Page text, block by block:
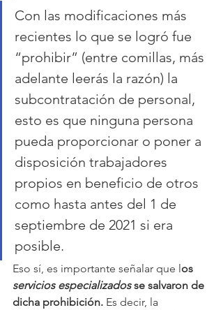
Con las modificaciones más
recientes lo que se logró fue
“prohibir” (entre comillas, más
adelante leerás la razón) la
subcontratación de personal,
esto es que ninguna persona
pueda proporcionar o poner a
disposición trabajadores
propios en beneficio de otros
como hasta antes del 1 de
septiembre de 2021 si era
posible.
Eso sí, es importante señalar que l os
servicios especializados se salvaron de
dicha prohibición. Es decir, la